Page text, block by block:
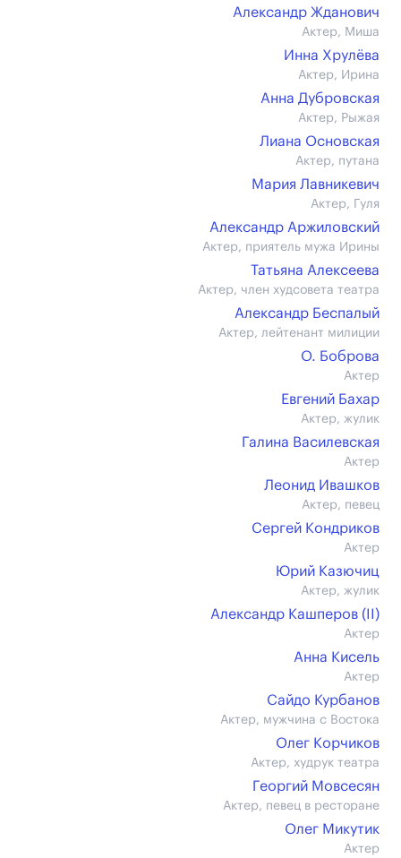
Александр Жданович
Актер, Миша
Инна Хрулёва
Актер, Ирина
Анна Дубровская
Актер, Рыжая
Лиана Основская
Актер, путана
Мария Лавникевич
Актер, Гуля
Александр Аржиловский
Актер, приятель мужа Ирины
Татьяна Алексеева
Актер, член худсовета театра
Александр Беспалый
Актер, лейтенант милиции
О. Боброва
Актер
Евгений Бахар
Актер, жулик
Галина Василевская
Актер
Леонид Ивашков
Актер, певец
Сергей Кондриков
Актер
Юрий Казючиц
Актер, жулик
Александр Кашперов (II)
Актер
Анна Кисель
Актер
Сайдо Курбанов
Актер, мужчина с Востока
Олег Корчиков
Актер, худрук театра
Георгий Мовсесян
Актер, певец в ресторане
Олег Микутик
Актер